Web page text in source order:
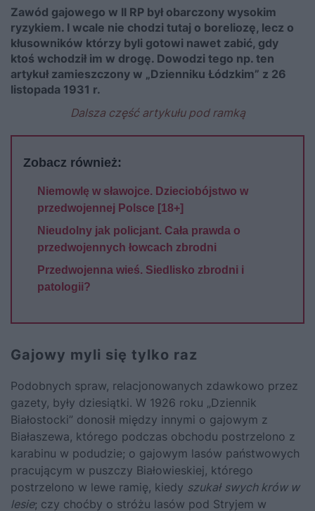
Zawód gajowego w II RP był obarczony wysokim
ryzykiem. I wcale nie chodzi tutaj o boreliozę, lecz o
kłusowników którzy byli gotowi nawet zabić, gdy
ktoś wchodził im w drogę. Dowodzi tego np. ten
artykuł zamieszczony w „Dzienniku Łódzkim” z 26
listopada 1931 r.
Dalsza część artykułu pod ramką
Zobacz również:
Niemowlę w sławojce. Dzieciobójstwo w
przedwojennej Polsce [18+]
Nieudolny jak policjant. Cała prawda o
przedwojennych łowcach zbrodni
Przedwojenna wieś. Siedlisko zbrodni i
patologii?
Gajowy myli się tylko raz
Podobnych spraw, relacjonowanych zdawkowo przez
gazety, były dziesiątki. W 1926 roku „Dziennik
Białostocki” donosił między innymi o gajowym z
Białaszewa, którego podczas obchodu postrzelono z
karabinu w podudzie; o gajowym lasów państwowych
pracującym w puszczy Białowieskiej, którego
postrzelono w lewe ramię, kiedy szukał swych krów w
lesie; czy choćby o stróżu lasów pod Stryjem w